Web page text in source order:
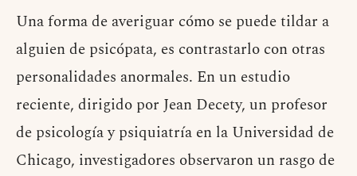
Una forma de averiguar cómo se puede tildar a
alguien de psicópata, es contrastarlo con otras
personalidades anormales. En un estudio
reciente, dirigido por Jean Decety, un profesor
de psicología y psiquiatría en la Universidad de
Chicago, investigadores observaron un rasgo de